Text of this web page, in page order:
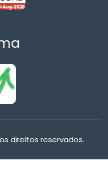
direitos reservados.